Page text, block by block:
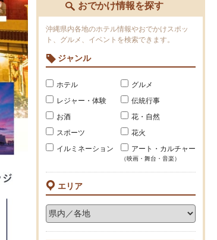
おでかけ情報を探す
沖縄県内各地のホテル情報やおでかけスポッ
ト、グルメ、イベントを検索できます。
ジャンル
ホテル
グルメ
レジャー・体験
伝統行事
お酒
花・自然
スポーツ
花火
イルミネーション
アート・カルチャー
（映画・舞台・音楽）
エリア